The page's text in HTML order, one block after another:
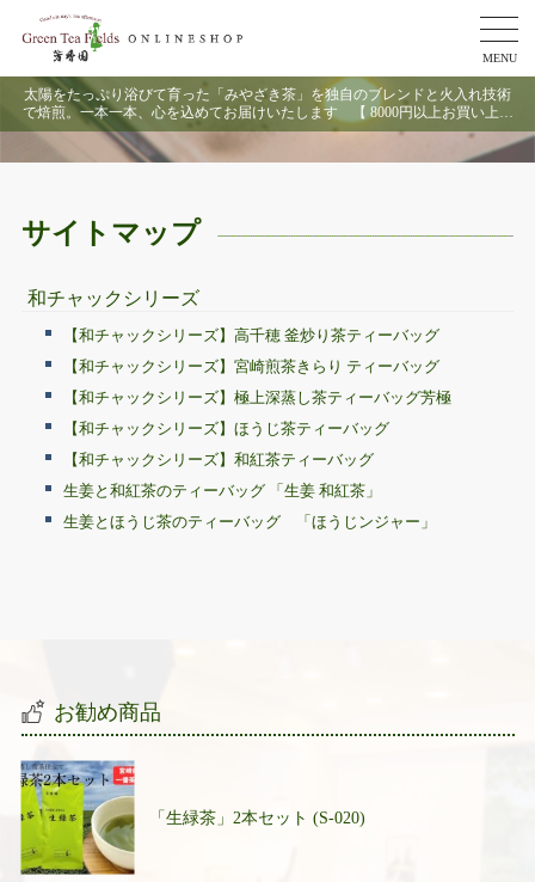
MENU
太陽をたっぷり浴びて育った「みやざき茶」を独自のブレンドと火入れ技術
で焙煎。一本一本、心を込めてお届けいたします 【 8000円以上お買い上げ
で送料無料 】
サイトマップ
和チャックシリーズ
【和チャックシリーズ】高千穂 釜炒り茶ティーバッグ
【和チャックシリーズ】宮崎煎茶きらり ティーバッグ
【和チャックシリーズ】極上深蒸し茶ティーバッグ芳極
【和チャックシリーズ】ほうじ茶ティーバッグ
【和チャックシリーズ】和紅茶ティーバッグ
生姜と和紅茶のティーバッグ 「生姜 和紅茶」
生姜とほうじ茶のティーバッグ 「ほうじンジャー」
お勧め商品
「生緑茶」2本セット (S-020)